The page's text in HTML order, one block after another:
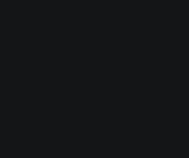
DFSINde DFSIN
Youtube de DFSIN